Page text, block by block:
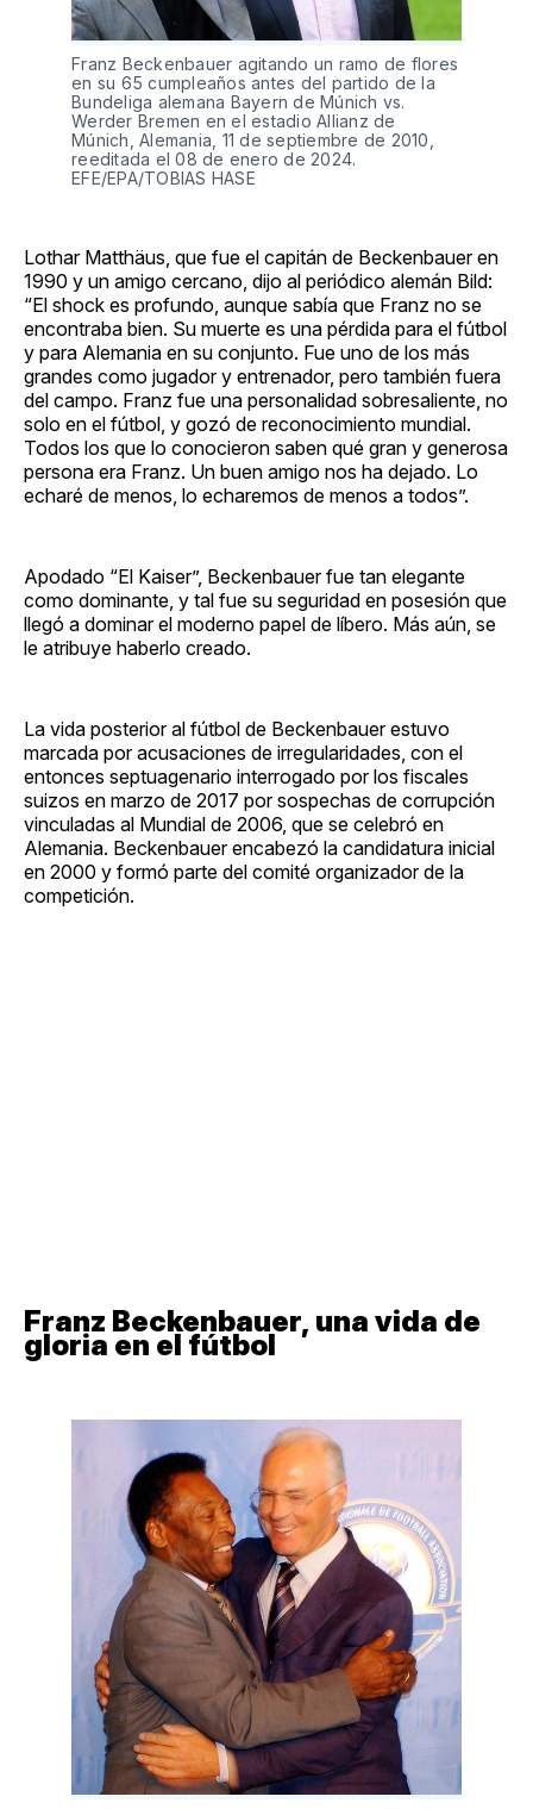
Franz Beckenbauer agitando un ramo de flores
en su 65 cumpleaños antes del partido de la
Bundeliga alemana Bayern de Múnich vs.
Werder Bremen en el estadio Allianz de
Múnich, Alemania, 11 de septiembre de 2010,
reeditada el 08 de enero de 2024.
EFE/EPA/TOBIAS HASE
Lothar Matthäus, que fue el capitán de Beckenbauer en
1990 y un amigo cercano, dijo al periódico alemán Bild:
“El shock es profundo, aunque sabía que Franz no se
encontraba bien. Su muerte es una pérdida para el fútbol
y para Alemania en su conjunto. Fue uno de los más
grandes como jugador y entrenador, pero también fuera
del campo. Franz fue una personalidad sobresaliente, no
solo en el fútbol, y gozó de reconocimiento mundial.
Todos los que lo conocieron saben qué gran y generosa
persona era Franz. Un buen amigo nos ha dejado. Lo
echaré de menos, lo echaremos de menos a todos”.
Apodado “El Kaiser”, Beckenbauer fue tan elegante
como dominante, y tal fue su seguridad en posesión que
llegó a dominar el moderno papel de líbero. Más aún, se
le atribuye haberlo creado.
La vida posterior al fútbol de Beckenbauer estuvo
marcada por acusaciones de irregularidades, con el
entonces septuagenario interrogado por los fiscales
suizos en marzo de 2017 por sospechas de corrupción
vinculadas al Mundial de 2006, que se celebró en
Alemania. Beckenbauer encabezó la candidatura inicial
en 2000 y formó parte del comité organizador de la
competición.
Franz Beckenbauer, una vida de
gloria en el fútbol